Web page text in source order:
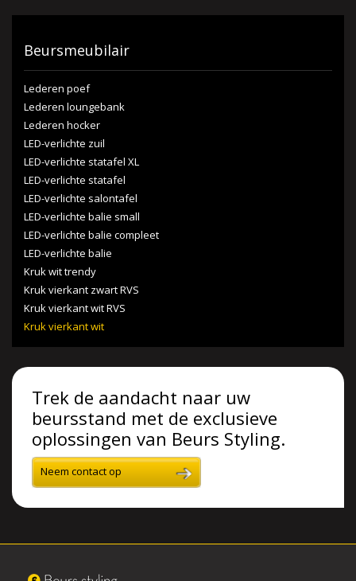
Beursmeubilair
Lederen poef
Lederen loungebank
Lederen hocker
LED-verlichte zuil
LED-verlichte statafel XL
LED-verlichte statafel
LED-verlichte salontafel
LED-verlichte balie small
LED-verlichte balie compleet
LED-verlichte balie
Kruk wit trendy
Kruk vierkant zwart RVS
Kruk vierkant wit RVS
Kruk vierkant wit
Trek de aandacht naar uw
beursstand met de exclusieve
oplossingen van Beurs Styling.
Neem contact op